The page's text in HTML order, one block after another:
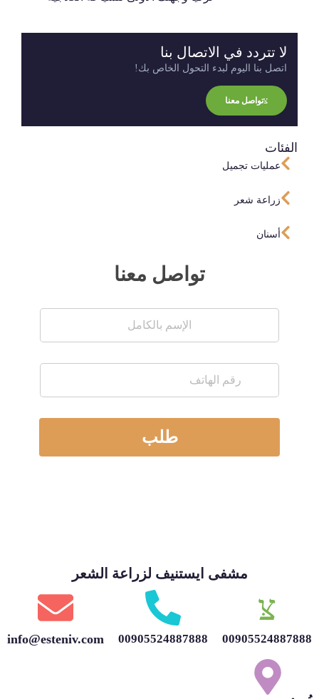
لا تتردد في الاتصال بنا
اتصل بنا اليوم لبدء التحول الخاص بك!
تواصل معنا
الفئات
عمليات تجميل
زراعة شعر
أسنان
تواصل معنا
طلب
مشفى ايستنيف لزراعة الشعر
00905524887888
00905524887888
info@esteniv.com